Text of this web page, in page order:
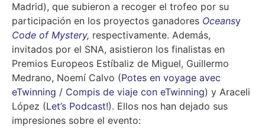
Madrid), que subieron a recoger el trofeo por su
participación en los proyectos ganadores Oceansy
Code of Mystery, respectivamente. Además,
invitados por el SNA, asistieron los finalistas en
Premios Europeos Estíbaliz de Miguel, Guillermo
Medrano, Noemí Calvo (Potes en voyage avec
eTwinning / Compis de viaje con eTwinning) y Araceli
López (Let’s Podcast!). Ellos nos han dejado sus
impresiones sobre el evento: